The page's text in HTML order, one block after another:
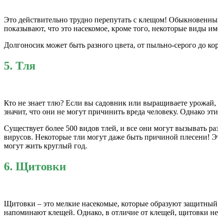
Это действительно трудно перепутать с клещом!
показывают, что это насекомое, кроме того, некоторые виды
Долгоносик может быть разного цвета, от пыльно-серого до
5. Тля
Кто не знает тлю? Если вы садовник или выращиваете
значит, что они не могут причинить вреда человеку. Однако
Существует более 500 видов тлей, и все они могут вызывать
вирусов. Некоторые тли могут даже быть причиной плесени!
могут жить круглый год.
6. Щитовки
Щитовки – это мелкие насекомые, которые образуют
напоминают клещей. Однако, в отличие от клещей, щитовки